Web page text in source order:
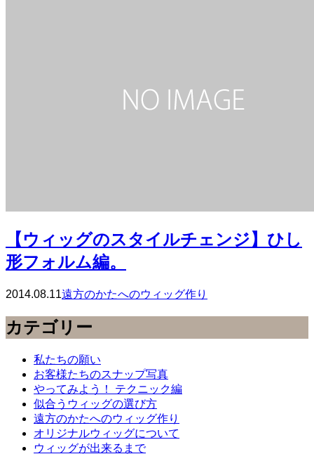
【ウィッグのスタイルチェンジ】ひし
形フォルム編。
2014.08.11遠方のかたへのウィッグ作り
カテゴリー
私たちの願い
お客様たちのスナップ写真
やってみよう！ テクニック編
似合うウィッグの選び方
遠方のかたへのウィッグ作り
オリジナルウィッグについて
ウィッグが出来るまで